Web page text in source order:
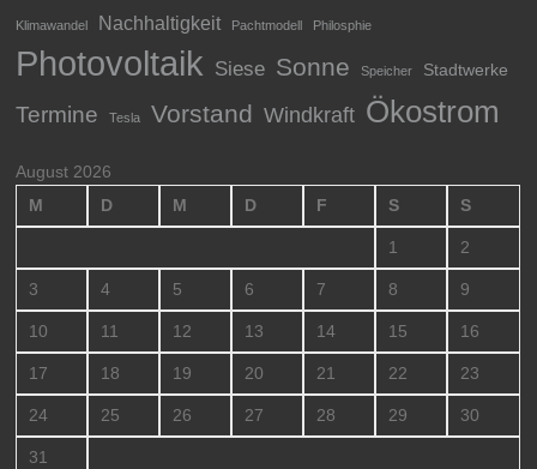
Klimawandel Nachhaltigkeit Pachtmodell Philosphie
Photovoltaik Siese Sonne Speicher Stadtwerke
Termine Tesla Vorstand Windkraft Ökostrom
August 2026
M
D M D F S S
1 2
3 4 5 6 7 8 9
10 11 12 13 14 15 16
17 18 19 20 21 22 23
24 25 26 27 28 29 30
31